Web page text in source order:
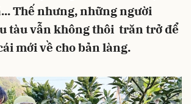
Thế nhưng, những người
tàu vẫn không thôi trăn trở để
mới về cho bản làng.